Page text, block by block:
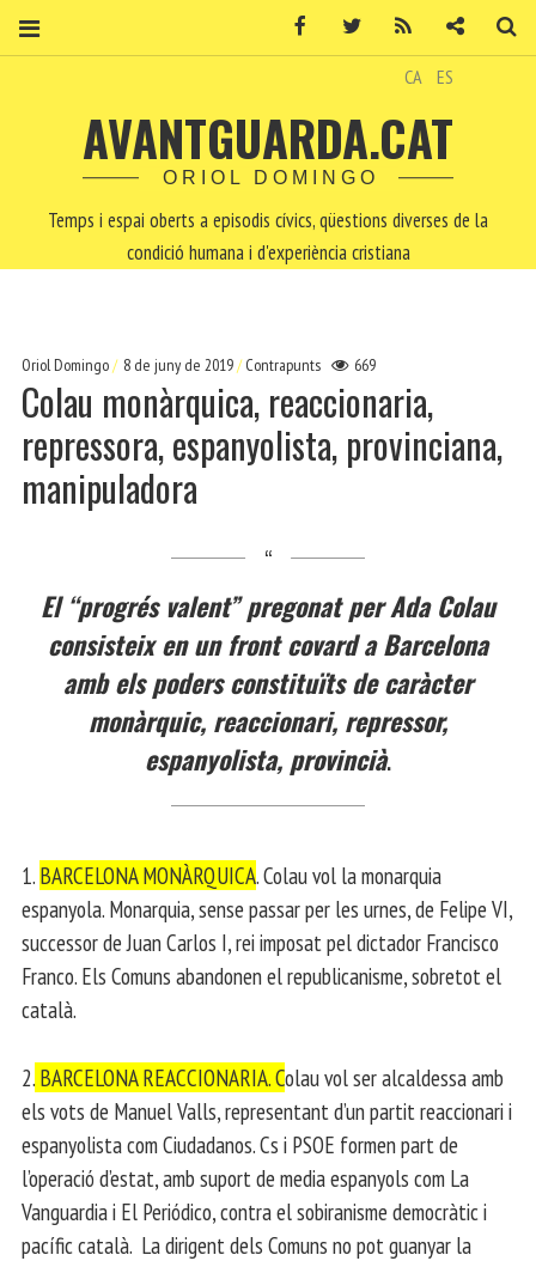
CA ES
AVANTGUARDA.CAT
ORIOL DOMINGO
Temps i espai oberts a episodis cívics, qüestions diverses de la
condició humana i d'experiència cristiana
Oriol Domingo 8 de juny de 2019 Contrapunts 669
Colau monàrquica, reaccionaria,
repressora, espanyolista, provinciana,
manipuladora
El “progrés valent” pregonat per Ada Colau
consisteix en un front covard a Barcelona
amb els poders constituïts de caràcter
monàrquic, reaccionari, repressor,
espanyolista, provincià.
1. BARCELONA MONÀRQUICA. Colau vol la monarquia
espanyola. Monarquia, sense passar per les urnes, de Felipe VI,
successor de Juan Carlos I, rei imposat pel dictador Francisco
Franco. Els Comuns abandonen el republicanisme, sobretot el
català.
2. BARCELONA REACCIONARIA. Colau vol ser alcaldessa amb
els vots de Manuel Valls, representant d’un partit reaccionari i
espanyolista com Ciudadanos. Cs i PSOE formen part de
l’operació d’estat, amb suport de media espanyols com La
Vanguardia i El Periódico, contra el sobiranisme democràtic i
pacífic català. La dirigent dels Comuns no pot guanyar la
Facebook Twitter Contacte